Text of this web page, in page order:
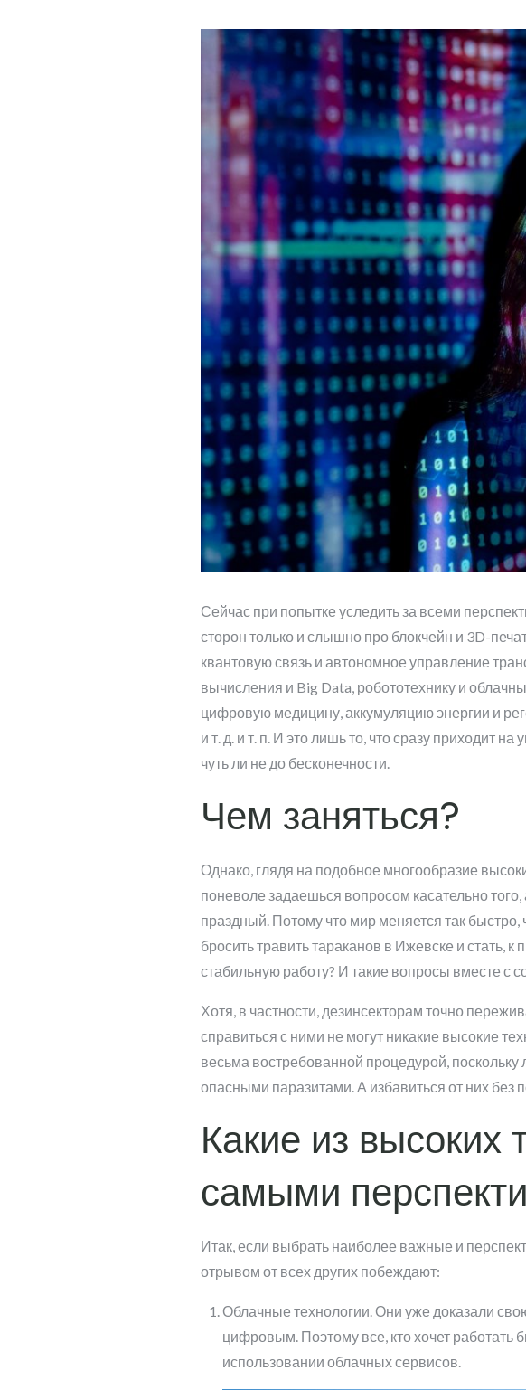
Сейчас при попытке уследить за всеми
сторон только и слышно про блокчейн и 3D-
квантовую связь и автономное управление
вычисления и Big Data, робототехнику и
цифровую медицину, аккумуляцию энергии и
и т. д. и т. п. И это лишь то, что сразу приходит
чуть ли не до бесконечности.
Чем заняться?
Однако, глядя на подобное многообразие
поневоле задаешься вопросом касательно
праздный. Потому что мир меняется так
бросить травить тараканов в Ижевске и стать,
стабильную работу? И такие вопросы вместе с
Хотя, в частности, дезинсекторам точно
справиться с ними не могут никакие высокие
весьма востребованной процедурой,
опасными паразитами. А избавиться от них
Какие из высоких
самыми
Итак, если выбрать наиболее важные и
отрывом от всех других побеждают:
Облачные технологии. Они уже доказали
цифровым. Поэтому все, кто хочет работать
использовании облачных сервисов.